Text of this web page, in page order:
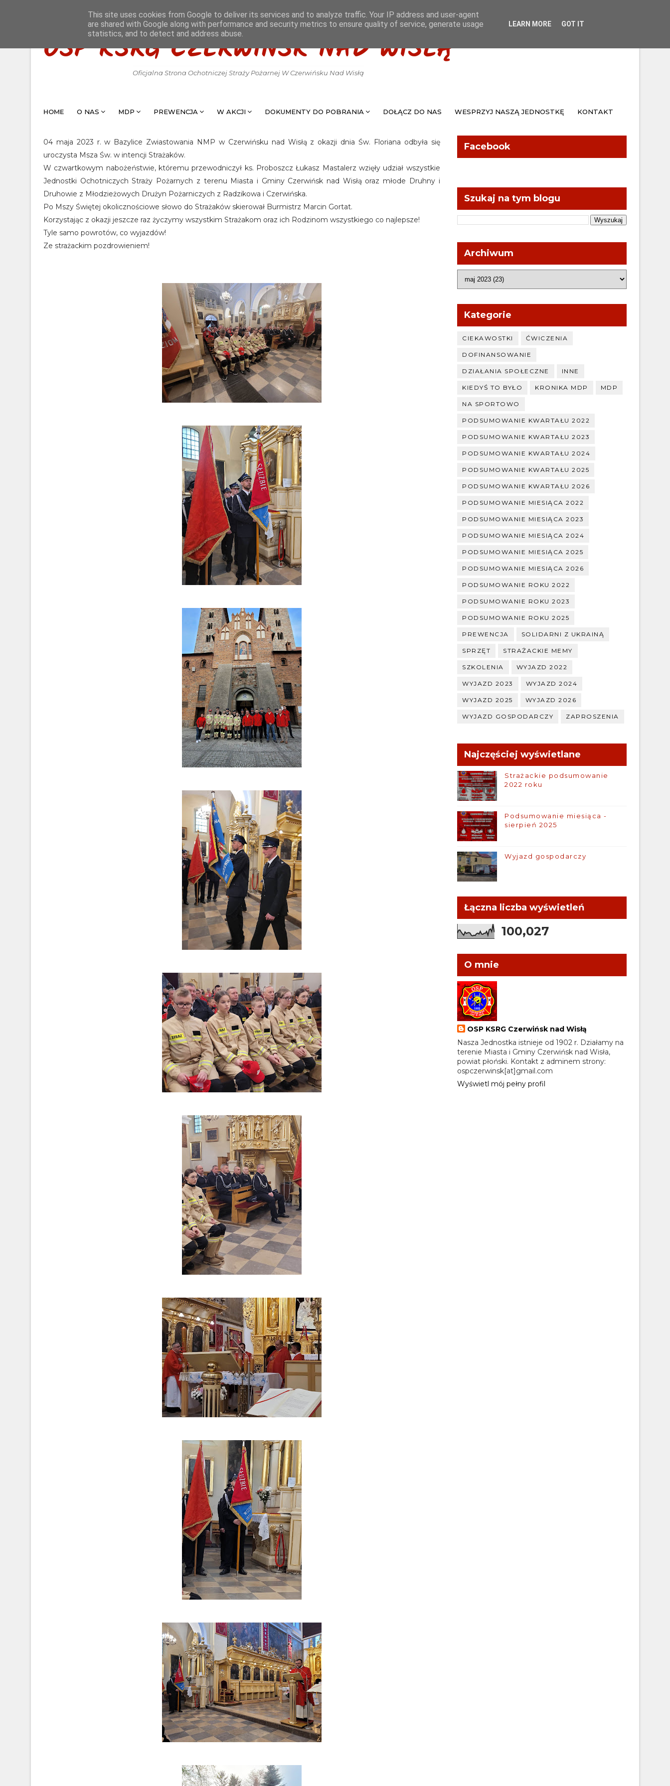
OSP KSRG CZERWIŃSK NAD WISŁĄ
Oficjalna Strona Ochotniczej Straży Pożarnej W Czerwińsku Nad Wisłą
HOME O NAS MDP PREWENCJA W AKCJI DOKUMENTY DO POBRANIA DOŁĄCZ DO NAS WESPRZYJ NASZĄ JEDNOSTKĘ KONTAKT
04 maja 2023 r. w Bazylice Zwiastowania NMP w Czerwińsku nad Wisłą z okazji dnia Św. Floriana odbyła się
uroczysta Msza Św. w intencji Strażaków.
W czwartkowym nabożeństwie, któremu przewodniczył ks. Proboszcz Łukasz Mastalerz wzięły udział wszystkie
Jednostki Ochotniczych Straży Pożarnych z terenu Miasta i Gminy Czerwińsk nad Wisłą oraz młode Druhny i
Druhowie z Młodzieżowych Drużyn Pożarniczych z Radzikowa i Czerwińska.
Po Mszy Świętej okolicznościowe słowo do Strażaków skierował Burmistrz Marcin Gortat.
Korzystając z okazji jeszcze raz życzymy wszystkim Strażakom oraz ich Rodzinom wszystkiego co najlepsze!
Tyle samo powrotów, co wyjazdów!
Ze strażackim pozdrowieniem!
Facebook
Szukaj na tym blogu
Archiwum
Kategorie
CIEKAWOSTKI ĆWICZENIA
DOFINANSOWANIE
DZIAŁANIA SPOŁECZNE INNE
KIEDYŚ TO BYŁO KRONIKA MDP MDP
NA SPORTOWO
PODSUMOWANIE KWARTAŁU 2022
PODSUMOWANIE KWARTAŁU 2023
PODSUMOWANIE KWARTAŁU 2024
PODSUMOWANIE KWARTAŁU 2025
PODSUMOWANIE KWARTAŁU 2026
PODSUMOWANIE MIESIĄCA 2022
PODSUMOWANIE MIESIĄCA 2023
PODSUMOWANIE MIESIĄCA 2024
PODSUMOWANIE MIESIĄCA 2025
PODSUMOWANIE MIESIĄCA 2026
PODSUMOWANIE ROKU 2022
PODSUMOWANIE ROKU 2023
PODSUMOWANIE ROKU 2025
PREWENCJA SOLIDARNI Z UKRAINĄ
SPRZĘT STRAŻACKIE MEMY
SZKOLENIA WYJAZD 2022
WYJAZD 2023 WYJAZD 2024
WYJAZD 2025 WYJAZD 2026
WYJAZD GOSPODARCZY ZAPROSZENIA
Najczęściej wyświetlane
Strażackie podsumowanie
2022 roku
Podsumowanie miesiąca -
sierpień 2025
Wyjazd gospodarczy
Łączna liczba wyświetleń
100,027
O mnie
OSP KSRG Czerwińsk nad Wisłą
Nasza Jednostka istnieje od 1902 r. Działamy na
terenie Miasta i Gminy Czerwińsk nad Wisła,
powiat płoński. Kontakt z adminem strony:
ospczerwinsk[at]gmail.com
Wyświetl mój pełny profil
This site uses cookies from Google to deliver its services and to analyze traffic. Your IP address and user-agent
are shared with Google along with performance and security metrics to ensure quality of service, generate usage
statistics, and to detect and address abuse.
LEARN MORE GOT IT